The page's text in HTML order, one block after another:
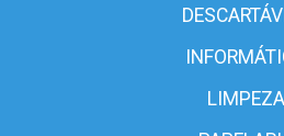
LIMPEZA